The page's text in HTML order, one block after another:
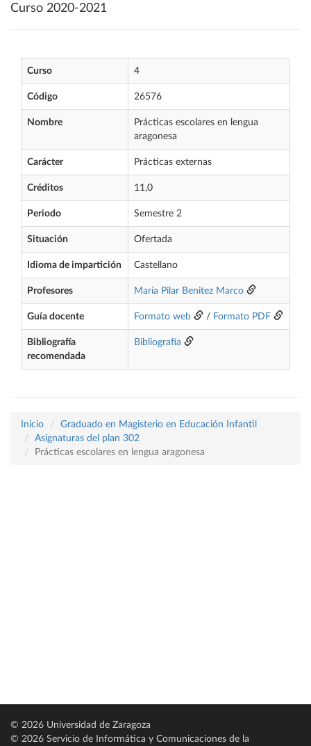
Curso 2020-2021
Curso 4
Código 26576
Nombre
Prácticas escolares en lengua
aragonesa
Carácter Prácticas externas
Créditos 11,0
Periodo Semestre 2
Situación Ofertada
Idioma de impartición Castellano
Profesores María Pilar Benitez Marco
Guía docente Formato web / Formato PDF
Bibliografía
recomendada
Bibliografía
Inicio
Graduado en Magisterio en Educación Infantil
Asignaturas del plan 302
Prácticas escolares en lengua aragonesa
© 2026 Universidad de Zaragoza
© 2026 Servicio de Informática y Comunicaciones de la